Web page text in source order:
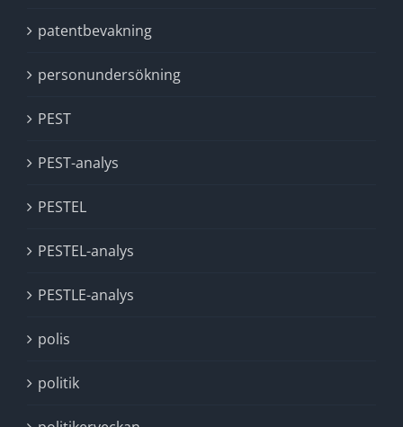
patentbevakning
personundersökning
PEST
PEST-analys
PESTEL
PESTEL-analys
PESTLE-analys
polis
politik